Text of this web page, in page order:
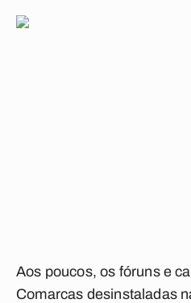
Aos poucos, os fóruns e
Comarcas desinstaladas